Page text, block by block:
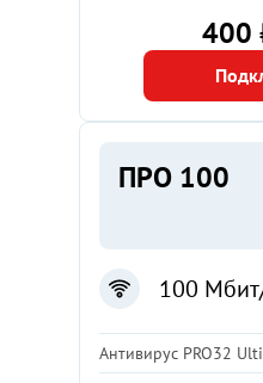
400
ПРО 100
100
Антивирус PRO32